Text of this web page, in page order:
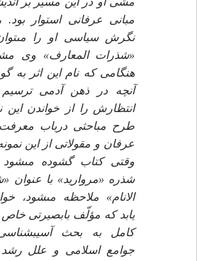
مبانى عرفانى استوار
نگرش سياسى او را
«شذرات المعارف» وى
هنگامى كه نام اين اثر به
آنچه در ذهن آدمى
انتظارش را از خواندن اين
طرح مباحثى درباب
عرفان و مقولاتى از اين
وقتى كتاب گشوده
شذره «مرواريد» با عنوان
الانام» ملاحظه مى‏شود،
يابد كه مؤلّف بابصيرتى
كامل به بحث
جوامع اسلامى و علل رشد